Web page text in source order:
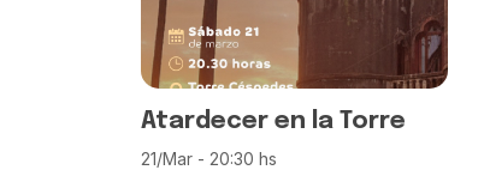
Atardecer en la Torre
21/Mar - 20:30 hs